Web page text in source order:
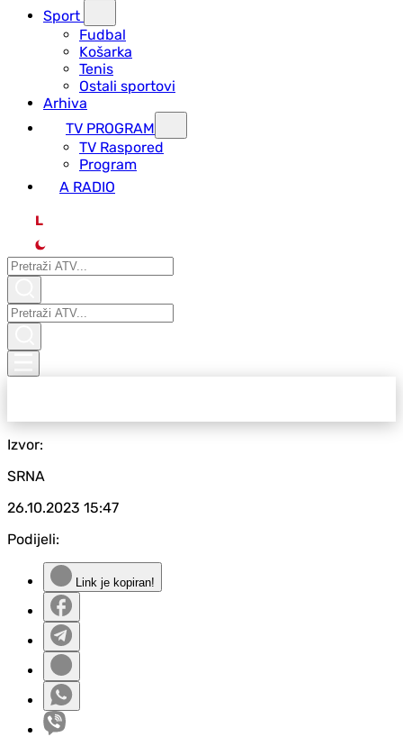
Sport
Fudbal
Košarka
Tenis
Ostali sportovi
Arhiva
TV PROGRAM
ТV Raspored
Program
A RADIO
L
Izvor:
SRNA
26.10.2023 15:47
Podijeli:
Link je kopiran!